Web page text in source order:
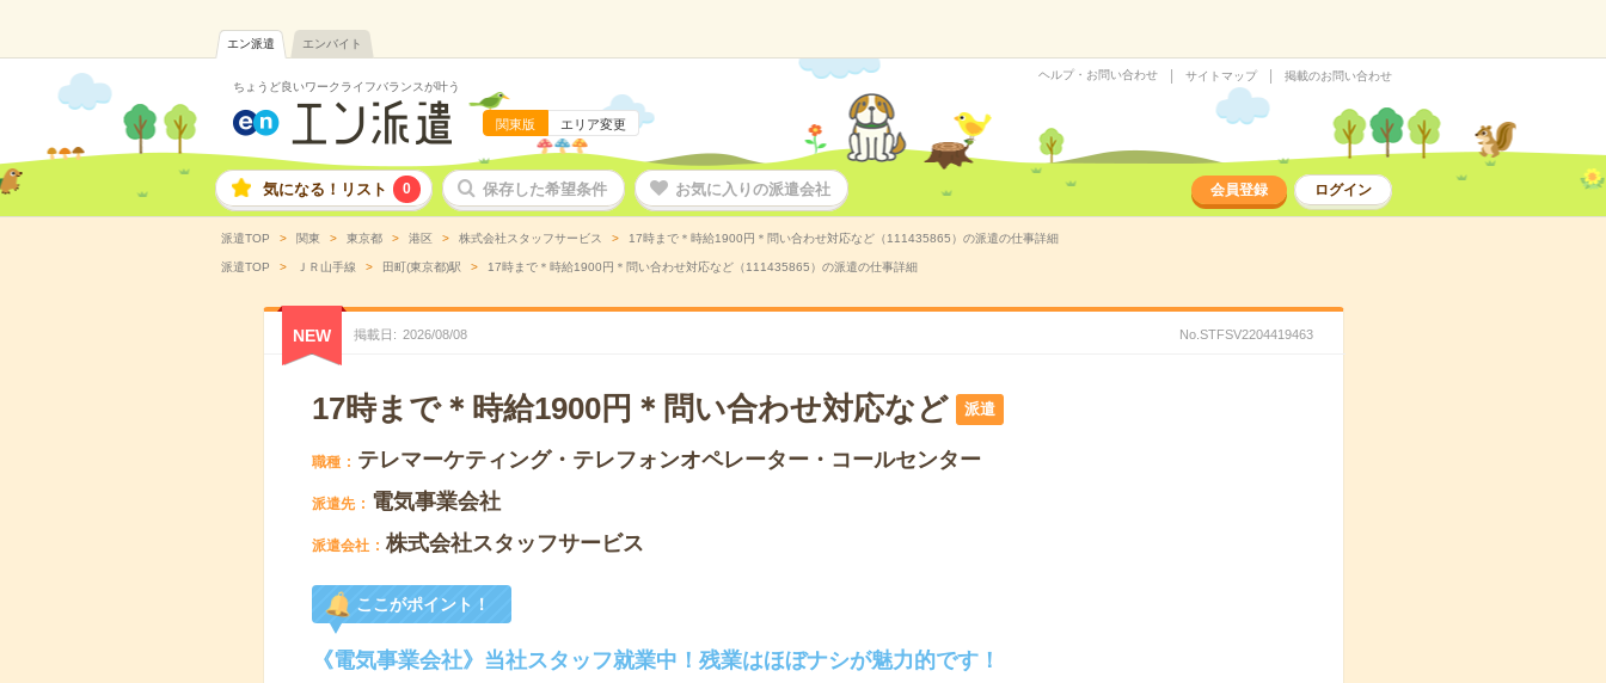
エン派遣 エンバイト
ちょうど良いワークライフバランスが叶う
関東版 エリア変更
ヘルプ・お問い合わせ サイトマップ 掲載のお問い合わせ
気になる！リスト 0 保存した希望条件 お気に入りの派遣会社 会員登録 ログイン
派遣TOP 関東 東京都 港区 株式会社スタッフサービス 17時まで＊時給1900円＊問い合わせ対応など（111435865）の派遣の仕事詳細
派遣TOP ＪＲ山手線 田町(東京都)駅 17時まで＊時給1900円＊問い合わせ対応など（111435865）の派遣の仕事詳細
NEW 掲載日 2026/08/08 No.STFSV2204419463
17時まで＊時給1900円＊問い合わせ対応など 派遣
職種 テレマーケティング・テレフォンオペレーター・コールセンター
派遣先 電気事業会社
派遣会社 株式会社スタッフサービス
ここがポイント！
《電気事業会社》当社スタッフ就業中！残業はほぼナシが魅力的です！